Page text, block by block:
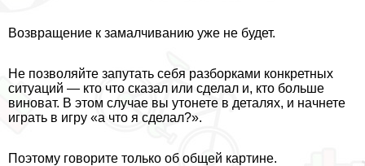
Возвращение к замалчиванию уже не будет.
Не позволяйте запутать себя разборками конкретных
ситуаций — кто что сказал или сделал и, кто больше
виноват. В этом случае вы утонете в деталях, и начнете
играть в игру «а что я сделал?».
Поэтому говорите только об общей картине.